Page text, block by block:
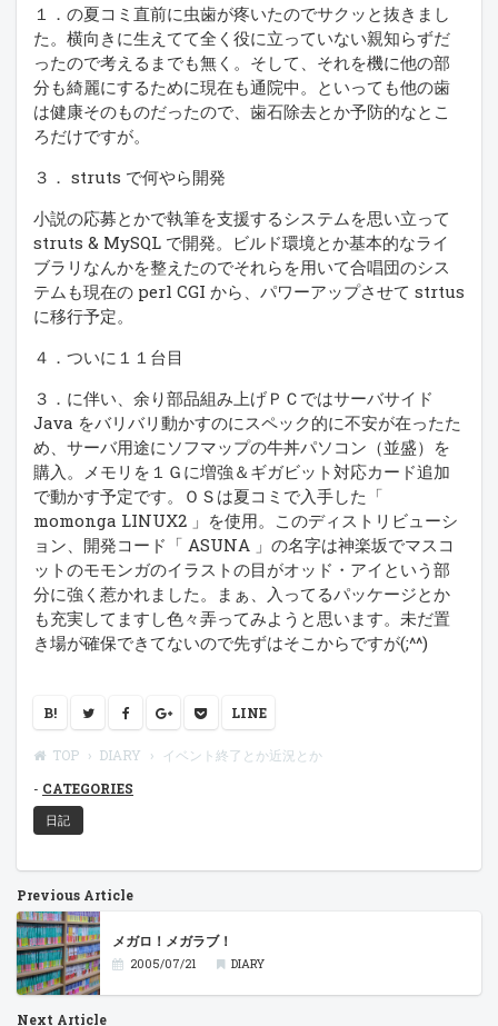
１．の夏コミ直前に虫歯が疼いたのでサクッと抜きまし
た。横向きに生えてて全く役に立っていない親知らずだ
ったので考えるまでも無く。そして、それを機に他の部
分も綺麗にするために現在も通院中。といっても他の歯
は健康そのものだったので、歯石除去とか予防的なとこ
ろだけですが。
３． struts で何やら開発
小説の応募とかで執筆を支援するシステムを思い立って
struts & MySQL で開発。ビルド環境とか基本的なライ
ブラリなんかを整えたのでそれらを用いて合唱団のシス
テムも現在の perl CGI から、パワーアップさせて strtus
に移行予定。
４．ついに１１台目
３．に伴い、余り部品組み上げＰＣではサーバサイド
Java をバリバリ動かすのにスペック的に不安が在ったた
め、サーバ用途にソフマップの牛丼パソコン（並盛）を
購入。メモリを１Ｇに増強＆ギガビット対応カード追加
で動かす予定です。ＯＳは夏コミで入手した「
momonga LINUX2 」を使用。このディストリビューシ
ョン、開発コード「 ASUNA 」の名字は神楽坂でマスコ
ットのモモンガのイラストの目がオッド・アイという部
分に強く惹かれました。まぁ、入ってるパッケージとか
も充実してますし色々弄ってみようと思います。未だ置
き場が確保できてないので先ずはそこからですが(;^^)
B! LINE
TOP DIARY
イベント終了とか近況とか
CATEGORIES
日記
Previous Article
メガロ！メガラブ！
2005/07/21 DIARY
Next Article